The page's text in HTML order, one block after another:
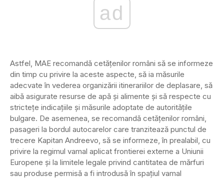
ad
Astfel, MAE recomandă cetăţenilor români să se informeze
din timp cu privire la aceste aspecte, să ia măsurile
adecvate în vederea organizării itinerariilor de deplasare, să
aibă asigurate resurse de apă şi alimente şi să respecte cu
stricteţe indicaţiile şi măsurile adoptate de autorităţile
bulgare. De asemenea, se recomandă cetăţenilor români,
pasageri la bordul autocarelor care tranzitează punctul de
trecere Kapitan Andreevo, să se informeze, în prealabil, cu
privire la regimul vamal aplicat frontierei externe a Uniunii
Europene şi la limitele legale privind cantitatea de mărfuri
sau produse permisă a fi introdusă în spaţiul vamal